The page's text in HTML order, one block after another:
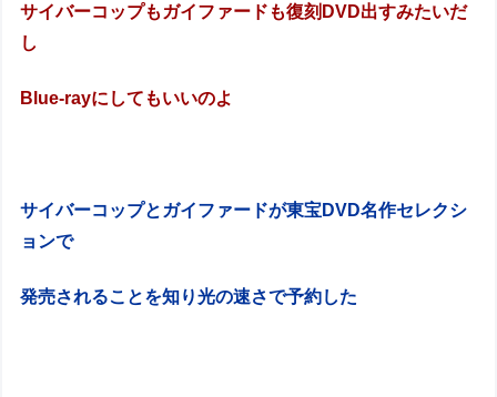
サイバーコップもガイファードも復刻DVD出すみたいだ
し
Blue-rayにしてもいいのよ
サイバーコップとガイファードが東宝DVD名作セレクシ
ョンで
発売されることを知り光の速さで予約した